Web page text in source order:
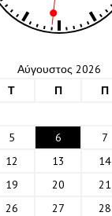
Αύγουστος 2026
Τ Π Π
5 6 7
12 13 14
19 20 21
26 27 28